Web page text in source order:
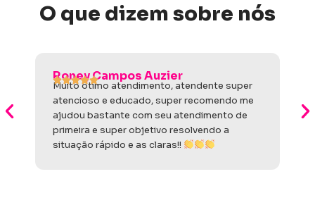
O que dizem sobre nós
Roney Campos Auzier
Muito ótimo atendimento, atendente super
atencioso e educado, super recomendo me
ajudou bastante com seu atendimento de
primeira e super objetivo resolvendo a
situação rápido e as claras!!